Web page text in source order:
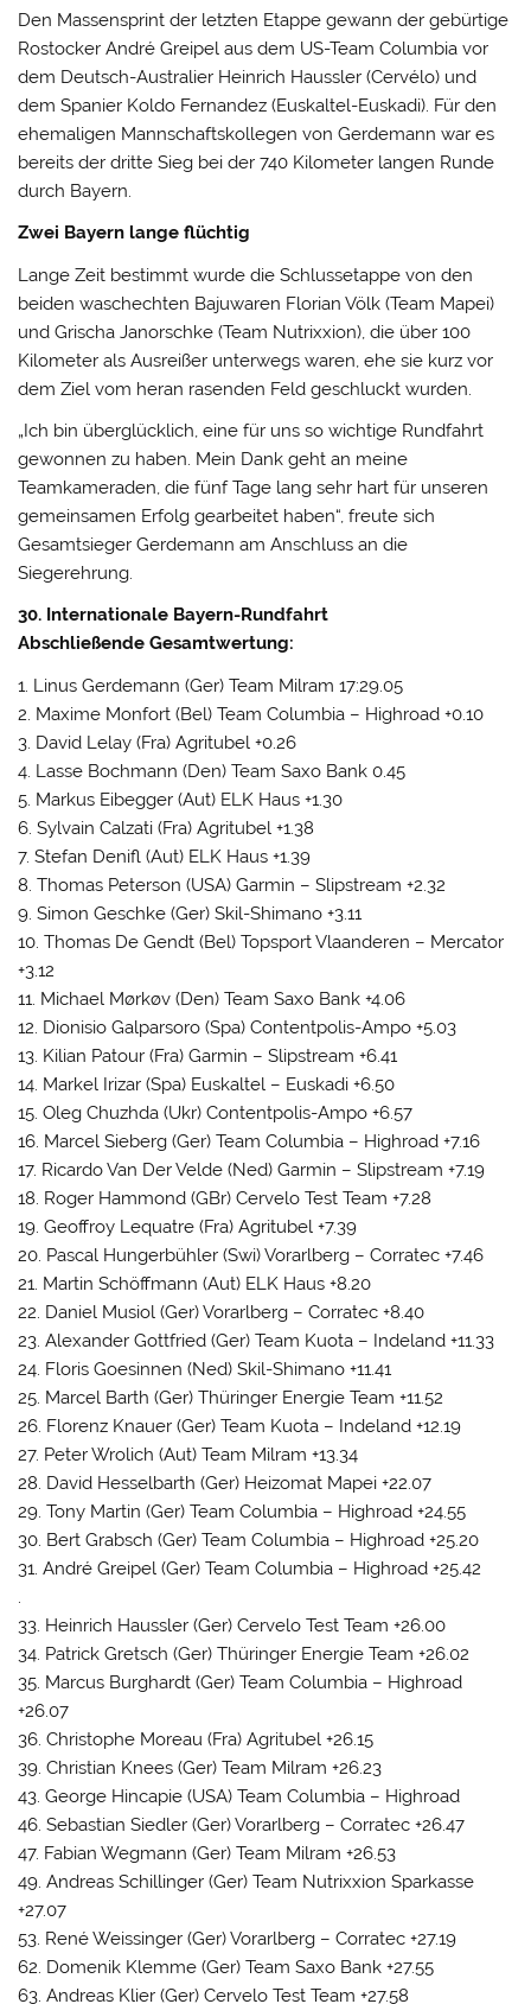
Den Massensprint der letzten Etappe gewann der gebürtige
Rostocker André Greipel aus dem US-Team Columbia vor
dem Deutsch-Australier Heinrich Haussler (Cervélo) und
dem Spanier Koldo Fernandez (Euskaltel-Euskadi). Für den
ehemaligen Mannschaftskollegen von Gerdemann war es
bereits der dritte Sieg bei der 740 Kilometer langen Runde
durch Bayern.
Zwei Bayern lange flüchtig
Lange Zeit bestimmt wurde die Schlussetappe von den
beiden waschechten Bajuwaren Florian Völk (Team Mapei)
und Grischa Janorschke (Team Nutrixxion), die über 100
Kilometer als Ausreißer unterwegs waren, ehe sie kurz vor
dem Ziel vom heran rasenden Feld geschluckt wurden.
„Ich bin überglücklich, eine für uns so wichtige Rundfahrt
gewonnen zu haben. Mein Dank geht an meine
Teamkameraden, die fünf Tage lang sehr hart für unseren
gemeinsamen Erfolg gearbeitet haben“, freute sich
Gesamtsieger Gerdemann am Anschluss an die
Siegerehrung.
30. Internationale Bayern-Rundfahrt
Abschließende Gesamtwertung:
1. Linus Gerdemann (Ger) Team Milram 17:29.05
2. Maxime Monfort (Bel) Team Columbia – Highroad +0.10
3. David Lelay (Fra) Agritubel +0.26
4. Lasse Bochmann (Den) Team Saxo Bank 0.45
5. Markus Eibegger (Aut) ELK Haus +1.30
6. Sylvain Calzati (Fra) Agritubel +1.38
7. Stefan Denifl (Aut) ELK Haus +1.39
8. Thomas Peterson (USA) Garmin – Slipstream +2.32
9. Simon Geschke (Ger) Skil-Shimano +3.11
10. Thomas De Gendt (Bel) Topsport Vlaanderen – Mercator
+3.12
11. Michael Mørkøv (Den) Team Saxo Bank +4.06
12. Dionisio Galparsoro (Spa) Contentpolis-Ampo +5.03
13. Kilian Patour (Fra) Garmin – Slipstream +6.41
14. Markel Irizar (Spa) Euskaltel – Euskadi +6.50
15. Oleg Chuzhda (Ukr) Contentpolis-Ampo +6.57
16. Marcel Sieberg (Ger) Team Columbia – Highroad +7.16
17. Ricardo Van Der Velde (Ned) Garmin – Slipstream +7.19
18. Roger Hammond (GBr) Cervelo Test Team +7.28
19. Geoffroy Lequatre (Fra) Agritubel +7.39
20. Pascal Hungerbühler (Swi) Vorarlberg – Corratec +7.46
21. Martin Schöffmann (Aut) ELK Haus +8.20
22. Daniel Musiol (Ger) Vorarlberg – Corratec +8.40
23. Alexander Gottfried (Ger) Team Kuota – Indeland +11.33
24. Floris Goesinnen (Ned) Skil-Shimano +11.41
25. Marcel Barth (Ger) Thüringer Energie Team +11.52
26. Florenz Knauer (Ger) Team Kuota – Indeland +12.19
27. Peter Wrolich (Aut) Team Milram +13.34
28. David Hesselbarth (Ger) Heizomat Mapei +22.07
29. Tony Martin (Ger) Team Columbia – Highroad +24.55
30. Bert Grabsch (Ger) Team Columbia – Highroad +25.20
31. André Greipel (Ger) Team Columbia – Highroad +25.42
.
33. Heinrich Haussler (Ger) Cervelo Test Team +26.00
34. Patrick Gretsch (Ger) Thüringer Energie Team +26.02
35. Marcus Burghardt (Ger) Team Columbia – Highroad
+26.07
36. Christophe Moreau (Fra) Agritubel +26.15
39. Christian Knees (Ger) Team Milram +26.23
43. George Hincapie (USA) Team Columbia – Highroad
46. Sebastian Siedler (Ger) Vorarlberg – Corratec +26.47
47. Fabian Wegmann (Ger) Team Milram +26.53
49. Andreas Schillinger (Ger) Team Nutrixxion Sparkasse
+27.07
53. René Weissinger (Ger) Vorarlberg – Corratec +27.19
62. Domenik Klemme (Ger) Team Saxo Bank +27.55
63. Andreas Klier (Ger) Cervelo Test Team +27.58